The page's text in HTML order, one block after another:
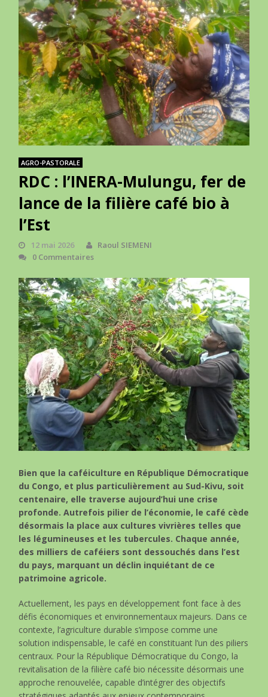
AGRO-PASTORALE
RDC : l’INERA-Mulungu, fer de
lance de la filière café bio à
l’Est
12 mai 2026
Raoul SIEMENI
0 Commentaires
Bien que la caféiculture en République Démocratique
du Congo, et plus particulièrement au Sud-Kivu, soit
centenaire, elle traverse aujourd’hui une crise
profonde. Autrefois pilier de l’économie, le café cède
désormais la place aux cultures vivrières telles que
les légumineuses et les tubercules. Chaque année,
des milliers de caféiers sont dessouchés dans l’est
du pays, marquant un déclin inquiétant de ce
patrimoine agricole.
Actuellement, les pays en développement font face à des
défis économiques et environnementaux majeurs. Dans ce
contexte, l’agriculture durable s’impose comme une
solution indispensable, le café en constituant l’un des piliers
centraux. Pour la République Démocratique du Congo, la
revitalisation de la filière café bio nécessite désormais une
approche renouvelée, capable d’intégrer des objectifs